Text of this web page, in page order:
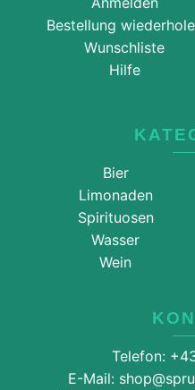
Bestellung
Wunschliste
Hilfe
Bier
Limonaden
Spirituosen
Wasser
Wein
Telefon:
E-Mail: